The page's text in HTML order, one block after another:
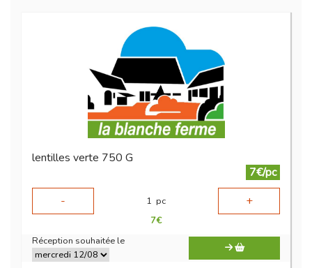
lentilles verte 750 G
7€/pc
-
1 pc +
7€
Réception souhaitée le